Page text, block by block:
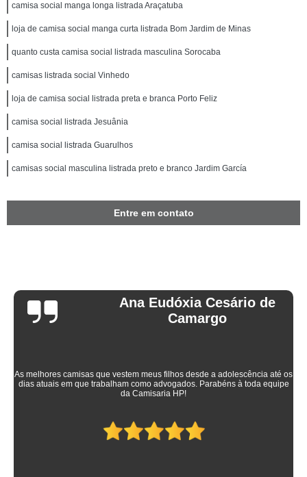
camisa social manga longa listrada Araçatuba
loja de camisa social manga curta listrada Bom Jardim de Minas
quanto custa camisa social listrada masculina Sorocaba
camisas listrada social Vinhedo
loja de camisa social listrada preta e branca Porto Feliz
camisa social listrada Jesuânia
camisa social listrada Guarulhos
camisas social masculina listrada preto e branco Jardim García
Entre em contato
Ana Eudóxia Cesário de
Camargo
As melhores camisas que vestem meus filhos desde a adolescência até os
dias atuais em que trabalham como advogados. Parabéns à toda equipe
da Camisaria HP!